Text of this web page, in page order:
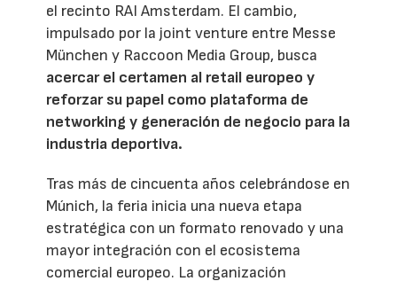
el recinto RAI Amsterdam. El cambio,
impulsado por la joint venture entre Messe
München y Raccoon Media Group, busca
acercar el certamen al retail europeo y
reforzar su papel como plataforma de
networking y generación de negocio para la
industria deportiva.
Tras más de cincuenta años celebrándose en
Múnich, la feria inicia una nueva etapa
estratégica con un formato renovado y una
mayor integración con el ecosistema
comercial europeo. La organización